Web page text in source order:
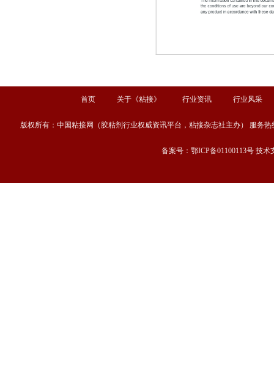
首页 关于《粘接》 行业资讯 行业风采
版权所有：中国粘接网（胶粘剂行业权威资讯平台，粘接杂志社主办） 服务热
备案号：鄂ICP备01100113号 技术